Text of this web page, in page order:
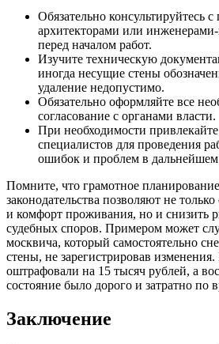
Обязательно консультируйтесь
архитекторами или
перед началом работ.
Изучите техническую
иногда несущие стены
удаление недопустимо.
Обязательно оформляйте все
согласование с органами власти.
При необходимости
специалистов для проведения
ошибок и проблем в
Помните, что грамотное
законодательства позволяют не
и комфорт проживания, но и снизить
судебных споров. Примером может
москвича, который самостоятельно
стены, не зарегистрировав изменения.
оштрафовали на 15 тысяч рублей, а
состояние было дорого и затратно по
Заключение